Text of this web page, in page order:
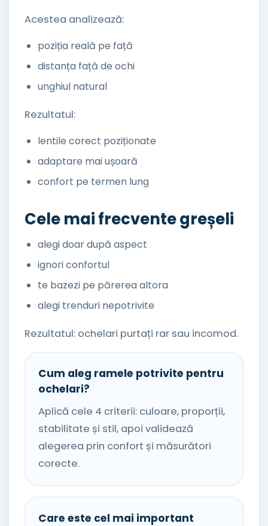
Acestea analizează:
poziția reală pe față
distanța față de ochi
unghiul natural
Rezultatul:
lentile corect poziționate
adaptare mai ușoară
confort pe termen lung
Cele mai frecvente greșeli
alegi doar după aspect
ignori confortul
te bazezi pe părerea altora
alegi trenduri nepotrivite
Rezultatul: ochelari purtați rar sau incomod.
Cum aleg ramele potrivite pentru
ochelari?
Aplică cele 4 criterii: culoare, proporții,
stabilitate și stil, apoi validează
alegerea prin confort și măsurători
corecte.
Care este cel mai important